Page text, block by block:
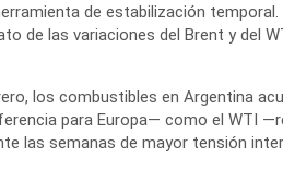
de estabilización temporal.
de las variaciones del Brent y del
los combustibles en Argentina
para Europa— como el WTI
las semanas de mayor tensión